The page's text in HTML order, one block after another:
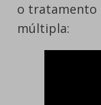
o tratamento
múltipla: